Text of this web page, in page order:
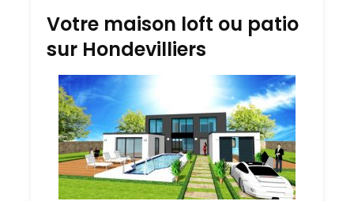
Votre maison loft ou patio
sur Hondevilliers